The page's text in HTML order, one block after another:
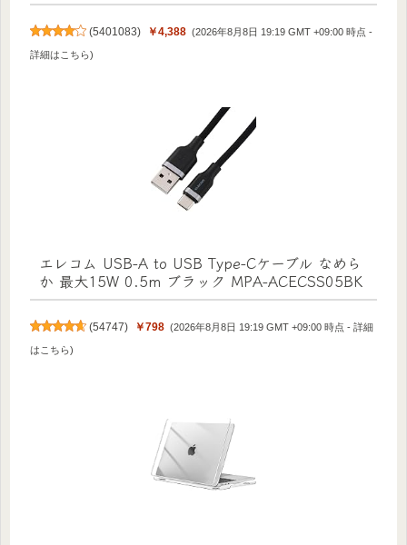
(5401083) ￥4,388 (2026年8月8日 19:19 GMT +09:00 時点 -
詳細はこちら)
エレコム USB-A to USB Type-Cケーブル なめら
か 最大15W 0.5m ブラック MPA-ACECSS05BK
(54747) ￥798 (2026年8月8日 19:19 GMT +09:00 時点 -詳細
はこちら)